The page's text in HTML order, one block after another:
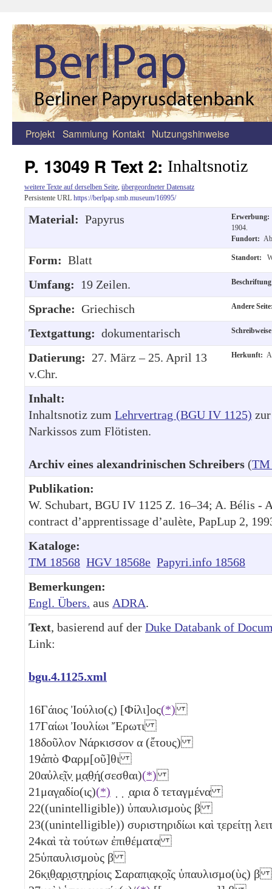
Zum
Projekt Sammlung Kontakt Nutzungshinweise
P. 13049 R Text 2: Inhaltsnotiz
weitere Texte auf derselben Seite übergeordneter Datensatz
Persistente URL https://berlpap.smb.museum/16995/
Material: Papyrus
1904.
Fundort:
Form: Blatt Standort:
Umfang: 19 Zeilen.
Sprache: Griechisch Andere
Textgattung: dokumentarisch
Datierung: 27. März – 25. April 13
v.Chr.
Herkunft:
Inhalt:
Inhaltsnotiz zum Lehrvertrag (BGU IV 1125)
Narkissos zum Flötisten.
Archiv eines alexandrinischen Schreibers (TM
Publikation:
W. Schubart, BGU IV 1125 Z. 16–34; A. Bélis -
contract d’apprentissage d’aulète, PapLup 2,
Kataloge:
TM 18568 HGV 18568e Papyri.info 18568
Bemerkungen:
Engl. Übers. aus ADRA.
Text, basierend auf der Duke Databank of
Link:
bgu.4.1125.xml
16Γάιος Ἰούλιο(ς) [Φίλι]ος(*)
17Γαίωι Ἰουλίωι Ἔρωτι
18δοῦλον Νάρκισσον α (ἔτους)
19ἀπὸ Φαρμ[οῦ]θι
20αὐλε̣ῖ̣ν̣ μ̣α̣θ̣ή̣(σεσθαι)(*)
21μαγ̣αδίο(ις)(*) ̣ ̣ ̣α̣ρια δ τεταγμένα
22((unintelligible)) ὑπαυλισμοὺς β
23((unintelligible)) συριστηριδίωι καὶ τ̣ερείτῃ
24καὶ τὰ τούτων ἐπιθέματα
25ὑπαυλισμοὺς β
26κ̣ι̣θ̣α̣ρ̣ι̣σ̣τ̣η̣ρ̣ίοις Σαραπι̣α̣κ̣ο̣ῖς ὑπαυλισμο(ὺς) β